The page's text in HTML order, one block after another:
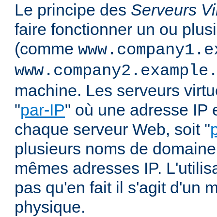
Le principe des Serveurs
faire fonctionner un ou
(comme
machine. Les serveurs
"par-IP" où une adresse IP
chaque serveur Web, soit "
plusieurs noms de
mêmes adresses IP.
pas qu'en fait il s'agit d'un
physique.